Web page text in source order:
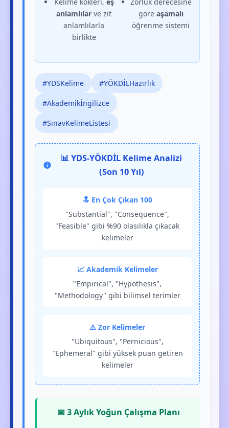
Kelime kökleri, eş
anlamlılar ve zıt
anlamlılarla
birlikte
Zorluk derecesine
göre aşamalı
öğrenme sistemi
#YDSKelime #YÖKDİLHazırlık
#Akademikİngilizce
#SınavKelimeListesi
📊 YDS-YÖKDİL Kelime Analizi
(Son 10 Yıl)
🔝 En Çok Çıkan 100
"Substantial", "Consequence",
"Feasible" gibi %90 olasılıkla çıkacak
kelimeler
📈 Akademik Kelimeler
"Empirical", "Hypothesis",
"Methodology" gibi bilimsel terimler
⚠️ Zor Kelimeler
"Ubiquitous", "Pernicious",
"Ephemeral" gibi yüksek puan getiren
kelimeler
📅 3 Aylık Yoğun Çalışma Planı